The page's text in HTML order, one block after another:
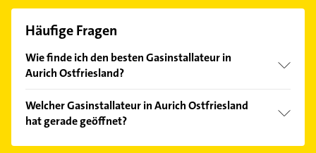
Häufige Fragen
Wie finde ich den besten Gasinstallateur in
Aurich Ostfriesland?
Kundenmeinungen und profitieren Sie von den
Empfehlungen. Die Suchergebnisse können Sie sich
einfach nachBewertungensortiert anzeigen lassen.
Welcher Gasinstallateur in Aurich Ostfriesland
hat gerade geöffnet?
Im Anbieter-Bereich finden Sie alleÖffnungszeiten.